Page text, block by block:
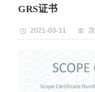
GRS证书
2021-03-11 次